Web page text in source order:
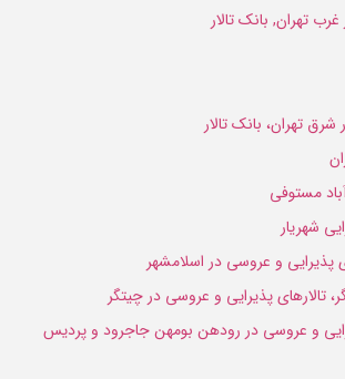
غرب تهران, بانک تالار
شرق تهران، بانک تالار
مستوفی
شهریار
پذیرایی و عروسی در اسلامشهر
تالارهای پذیرایی و عروسی در چیتگر
و عروسی در رودهن بومهن جاجرود و پردیس